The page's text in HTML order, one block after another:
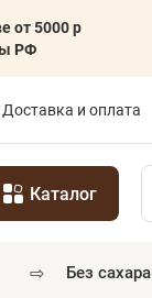
от 5000 р
РФ
Доставка и оплата
Каталог
⇨ без сахара